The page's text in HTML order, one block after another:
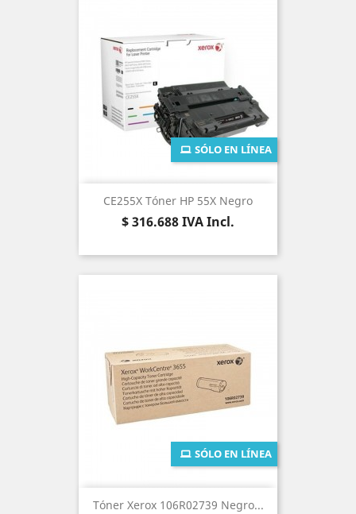
CE255X Tóner HP 55X Negro
Precio
$ 316.688IVA Incl.
SÓLO EN LÍNEA
Tóner Xerox 106R02739 Negro...
SÓLO EN LÍNEA